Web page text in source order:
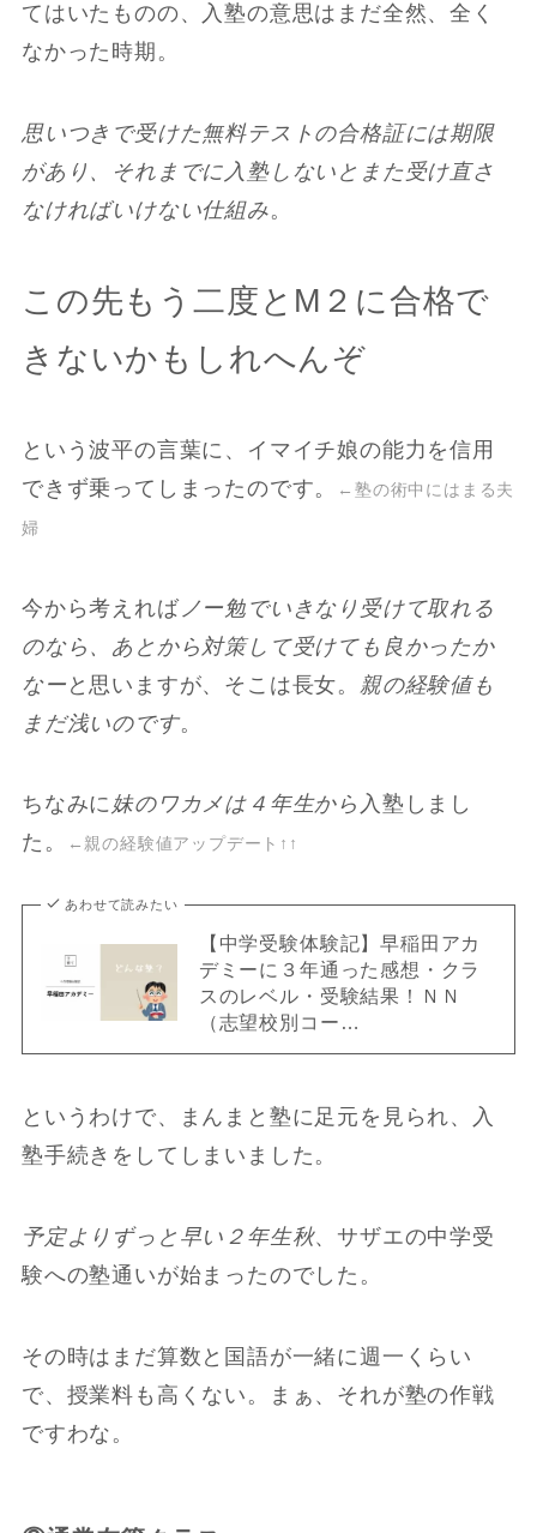
てはいたものの、入塾の意思はまだ全然、全く
なかった時期。
思いつきで受けた無料テストの合格証には期限
があり、それまでに入塾しないとまた受け直さ
なければいけない仕組み。
この先もう二度とM２に合格で
きないかもしれへんぞ
という波平の言葉に、イマイチ娘の能力を信用
できず乗ってしまったのです。
←塾の術中にはまる夫
婦
今から考えればノー勉でいきなり受けて取れる
のなら、あとから対策して受けても良かったか
なー と思いますが、そこは長女。 親の経験値も
まだ浅いのです。
ちなみに 妹のワカメは４年生から 入塾しまし
た。
←親の経験値アップデート↑↑
あわせて読みたい
【中学受験体験記】早稲田アカ
デミーに３年通った感想・クラ
スのレベル・受験結果！ＮＮ
（志望校別コー…
というわけで、まんまと塾に足元を見られ、入
塾手続きをしてしまいました。
予定よりずっと早い２年生秋、サザエの中学受
験への塾通いが始まったのでした。
その時はまだ算数と国語が一緒に週一くらい
で、授業料も高くない。まぁ、それが塾の作戦
ですわな。